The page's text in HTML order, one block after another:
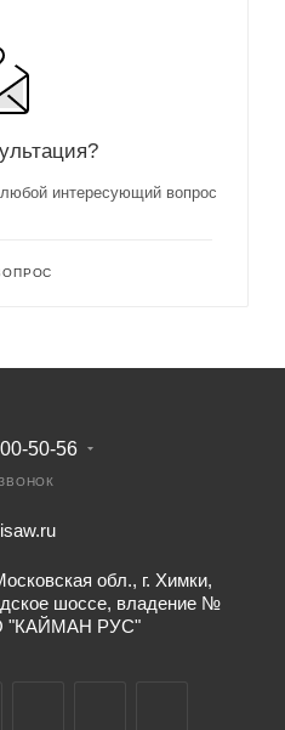
интересующий вопрос
50-56
обл., г. Химки,
шоссе, владение №
"КАЙМАН РУС"